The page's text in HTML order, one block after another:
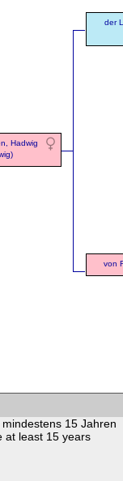
Hadwig
der
von
15 Jahren
at least 15 years